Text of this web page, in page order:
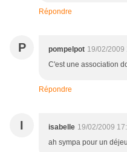
Répondre
P pompelpot 19/02/2009
C'est une association
Répondre
I isabelle 19/02/2009
ah sympa pour un